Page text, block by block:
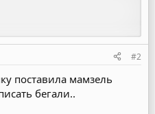
#2
поставила мамзель
бегали..